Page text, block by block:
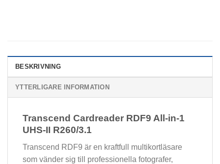
BESKRIVNING
YTTERLIGARE INFORMATION
Transcend Cardreader RDF9 All-in-1
UHS-II R260/3.1
Transcend RDF9 är en kraftfull multikortläsare
som vänder sig till professionella fotografer,